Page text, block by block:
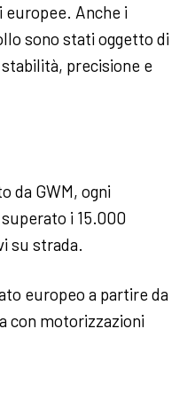
Anche i
sono stati oggetto di
precisione e
da GWM, ogni
i 15.000
su strada.
europeo a partire da
con motorizzazioni